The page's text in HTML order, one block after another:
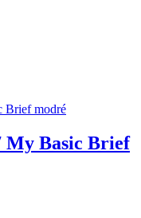
My Basic Brief